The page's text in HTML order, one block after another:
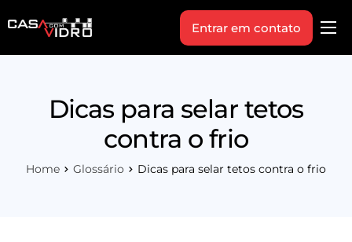
Produtos
Indique+
Entrar em contato
Dicas para selar tetos
contra o frio
Home Glossário Dicas para selar tetos contra o frio